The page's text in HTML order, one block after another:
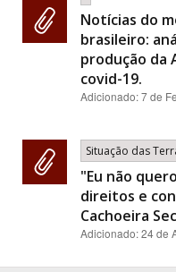
Notícias do
brasileiro:
produção da
covid-19.
Adicionado:7 de
Situação das
"Eu não
direitos e
Cachoeira
Adicionado:24 de